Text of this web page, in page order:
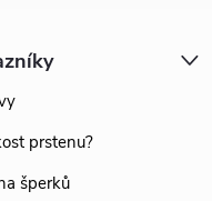
prstenu?
šperků